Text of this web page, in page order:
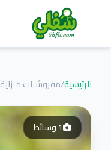
الرئيسية/مفروشـات منزلية
1وسائط